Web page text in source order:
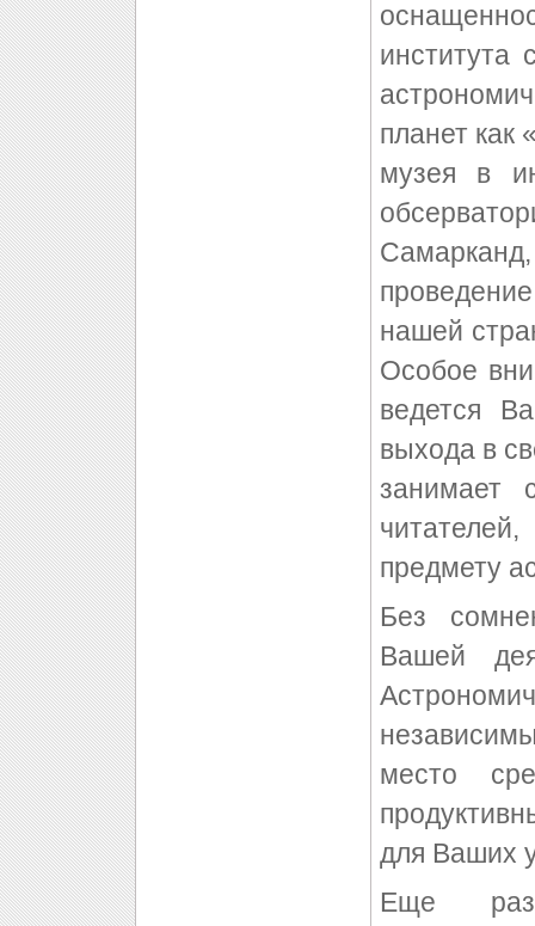
института
планет как
музея в
нашей
Особое
ведется
выхода в
занимает
предмету
Без
Вашей
место
для Ваших
Еще